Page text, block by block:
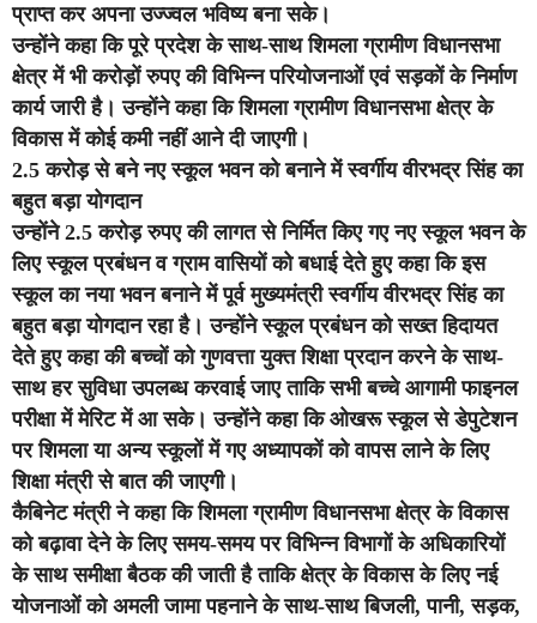
प्राप्त कर अपना उज्ज्वल भविष्य बना सके।
उन्होंने कहा कि पूरे प्रदेश के साथ-साथ शिमला ग्रामीण विधानसभा
क्षेत्र में भी करोड़ों रुपए की विभिन्न परियोजनाओं एवं सड़कों के निर्माण
कार्य जारी है। उन्होंने कहा कि शिमला ग्रामीण विधानसभा क्षेत्र के
विकास में कोई कमी नहीं आने दी जाएगी।
2.5 करोड़ से बने नए स्कूल भवन को बनाने में स्वर्गीय वीरभद्र सिंह का
बहुत बड़ा योगदान
उन्होंने 2.5 करोड़ रुपए की लागत से निर्मित किए गए नए स्कूल भवन के
लिए स्कूल प्रबंधन व ग्राम वासियों को बधाई देते हुए कहा कि इस
स्कूल का नया भवन बनाने में पूर्व मुख्यमंत्री स्वर्गीय वीरभद्र सिंह का
बहुत बड़ा योगदान रहा है। उन्होंने स्कूल प्रबंधन को सख्त हिदायत
देते हुए कहा की बच्चों को गुणवत्ता युक्त शिक्षा प्रदान करने के साथ-
साथ हर सुविधा उपलब्ध करवाई जाए ताकि सभी बच्चे आगामी फाइनल
परीक्षा में मेरिट में आ सके। उन्होंने कहा कि ओखरू स्कूल से डेपुटेशन
पर शिमला या अन्य स्कूलों में गए अध्यापकों को वापस लाने के लिए
शिक्षा मंत्री से बात की जाएगी।
कैबिनेट मंत्री ने कहा कि शिमला ग्रामीण विधानसभा क्षेत्र के विकास
को बढ़ावा देने के लिए समय-समय पर विभिन्न विभागों के अधिकारियों
के साथ समीक्षा बैठक की जाती है ताकि क्षेत्र के विकास के लिए नई
योजनाओं को अमली जामा पहनाने के साथ-साथ बिजली, पानी, सड़क,